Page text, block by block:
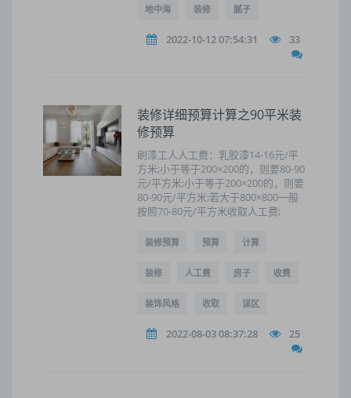
地中海 装修 腻子
2022-10-12 07:54:31 33
装修详细预算计算之90平米装
修预算
刷漆工人人工费：乳胶漆14-16元/平
方米;小于等于200×200的，则要80-90
元/平方米;小于等于200×200的，则要
80-90元/平方米;若大于800×800一般
按照70-80元/平方米收取人工费;
装修预算 预算 计算
装修 人工费 房子 收费
装饰风格 收取 误区
2022-08-03 08:37:28 25